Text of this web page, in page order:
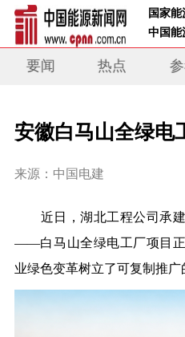
国家
中国
要闻 热点
安徽白马山全绿电
来源：中国电建
近日，湖北工程公司承建
——白马山全绿电工厂项目
业绿色变革树立了可复制推广